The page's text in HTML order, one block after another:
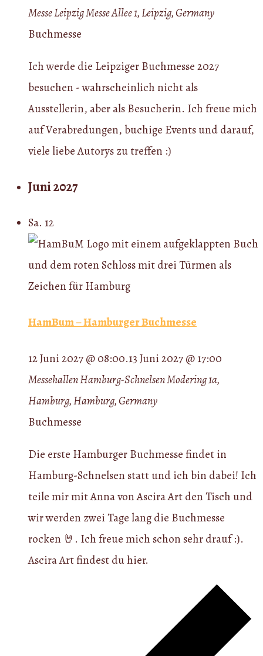
Messe LeipzigMesse Allee 1, Leipzig, Germany
Buchmesse
Ich werde die Leipziger Buchmesse 2027
besuchen - wahrscheinlich nicht als
Ausstellerin, aber als Besucherin. Ich freue mich
auf Verabredungen, buchige Events und darauf,
viele liebe Autorys zu treffen :)
Juni 2027
Sa. 12
HamBum – Hamburger Buchmesse
12 Juni 2027 @ 08:00.13 Juni 2027 @ 17:00
Messehallen Hamburg-SchnelsenModering 1a,
Hamburg, Hamburg, Germany
Buchmesse
Die erste Hamburger Buchmesse findet in
Hamburg-Schnelsen statt und ich bin dabei! Ich
teile mir mit Anna von Ascira Art den Tisch und
wir werden zwei Tage lang die Buchmesse
rocken 🤘. Ich freue mich schon sehr drauf :).
Ascira Art findest du hier.